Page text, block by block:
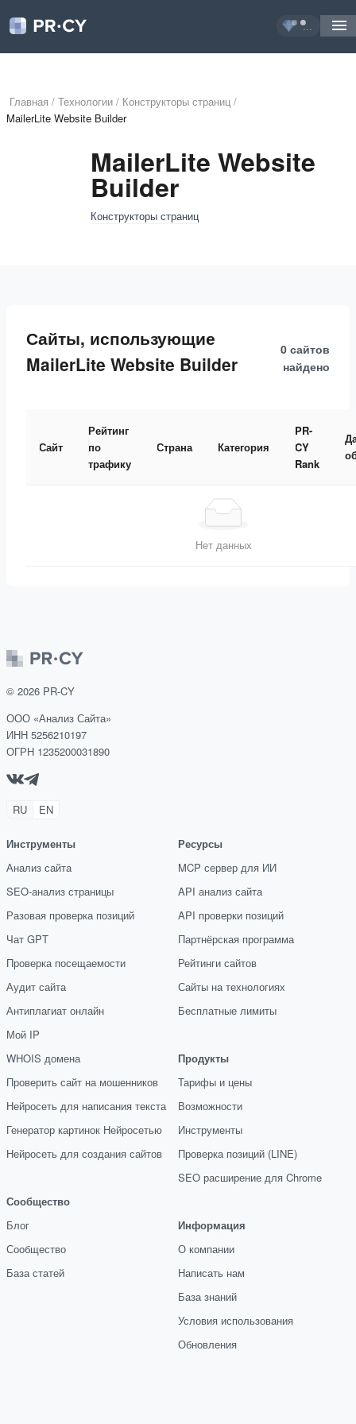
...
Главная / Технологии / Конструкторы страниц /
MailerLite Website Builder
MailerLite Website
Builder
Конструкторы страниц
Сайты, использующие
MailerLite Website Builder
0 сайтов
найдено
Сайт
Рейтинг
по
трафику
Страна Категория
PR-
CY
Rank
Нет данных
© 2026 PR-CY
ООО «Анализ Сайта»
ИНН 5256210197
ОГРН 1235200031890
RU EN
Инструменты
Анализ сайта
SEO-анализ страницы
Разовая проверка позиций
Чат GPT
Проверка посещаемости
Аудит сайта
Антиплагиат онлайн
Мой IP
WHOIS домена
Проверить сайт на мошенников
Нейросеть для написания текста
Генератор картинок Нейросетью
Нейросеть для создания сайтов
Сообщество
Блог
Сообщество
База статей
Ресурсы
MCP сервер для ИИ
API анализ сайта
API проверки позиций
Партнёрская программа
Рейтинги сайтов
Сайты на технологиях
Бесплатные лимиты
Продукты
Тарифы и цены
Возможности
Инструменты
Проверка позиций (LINE)
SEO расширение для Chrome
Информация
О компании
Написать нам
База знаний
Условия использования
Обновления